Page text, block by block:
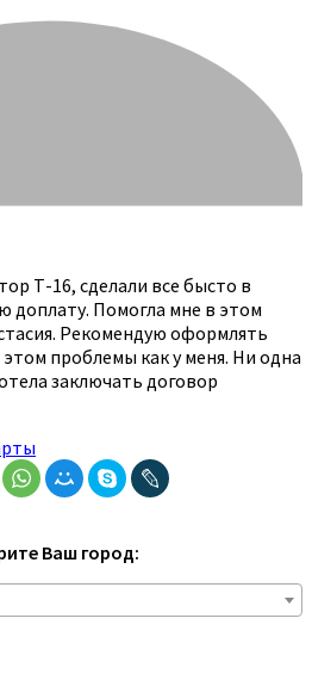
Т-16, сделали все бысто в
доплату. Помогла мне в этом
Рекомендую оформлять
этом проблемы как у меня. Ни одна
заключать договор
Ваш город: